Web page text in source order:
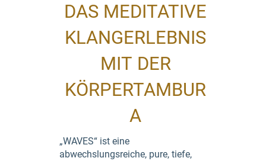
DAS MEDITATIVE
KLANGERLEBNIS
MIT DER
KÖRPERTAMBUR
A
„WAVES“ ist eine
abwechslungsreiche, pure, tiefe,